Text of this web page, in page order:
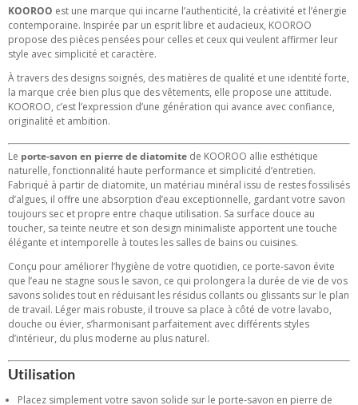
KOOROO est une marque qui incarne l’authenticité, la créativité et l’énergie
contemporaine. Inspirée par un esprit libre et audacieux, KOOROO
propose des pièces pensées pour celles et ceux qui veulent affirmer leur
style avec simplicité et caractère.
À travers des designs soignés, des matières de qualité et une identité forte,
la marque crée bien plus que des vêtements, elle propose une attitude.
KOOROO, c’est l’expression d’une génération qui avance avec confiance,
originalité et ambition.
Le porte‑savon en pierre de diatomite de KOOROO allie esthétique
naturelle, fonctionnalité haute performance et simplicité d’entretien.
Fabriqué à partir de diatomite, un matériau minéral issu de restes fossilisés
d’algues, il offre une absorption d’eau exceptionnelle, gardant votre savon
toujours sec et propre entre chaque utilisation. Sa surface douce au
toucher, sa teinte neutre et son design minimaliste apportent une touche
élégante et intemporelle à toutes les salles de bains ou cuisines.
Conçu pour améliorer l’hygiène de votre quotidien, ce porte‑savon évite
que l’eau ne stagne sous le savon, ce qui prolongera la durée de vie de vos
savons solides tout en réduisant les résidus collants ou glissants sur le plan
de travail. Léger mais robuste, il trouve sa place à côté de votre lavabo,
douche ou évier, s’harmonisant parfaitement avec différents styles
d’intérieur, du plus moderne au plus naturel.
Utilisation
Placez simplement votre savon solide sur le porte‑savon en pierre de